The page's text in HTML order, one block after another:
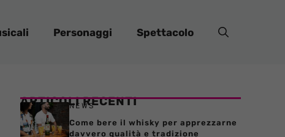
Personaggi Spettacolo
ARTICOLI RECENTI
NEWS
Come bere il whisky per apprezzarne
davvero qualità e tradizione